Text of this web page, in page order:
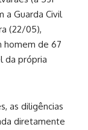
a Guarda Civil
(22/05),
homem de 67
da própria
as diligências
diretamente